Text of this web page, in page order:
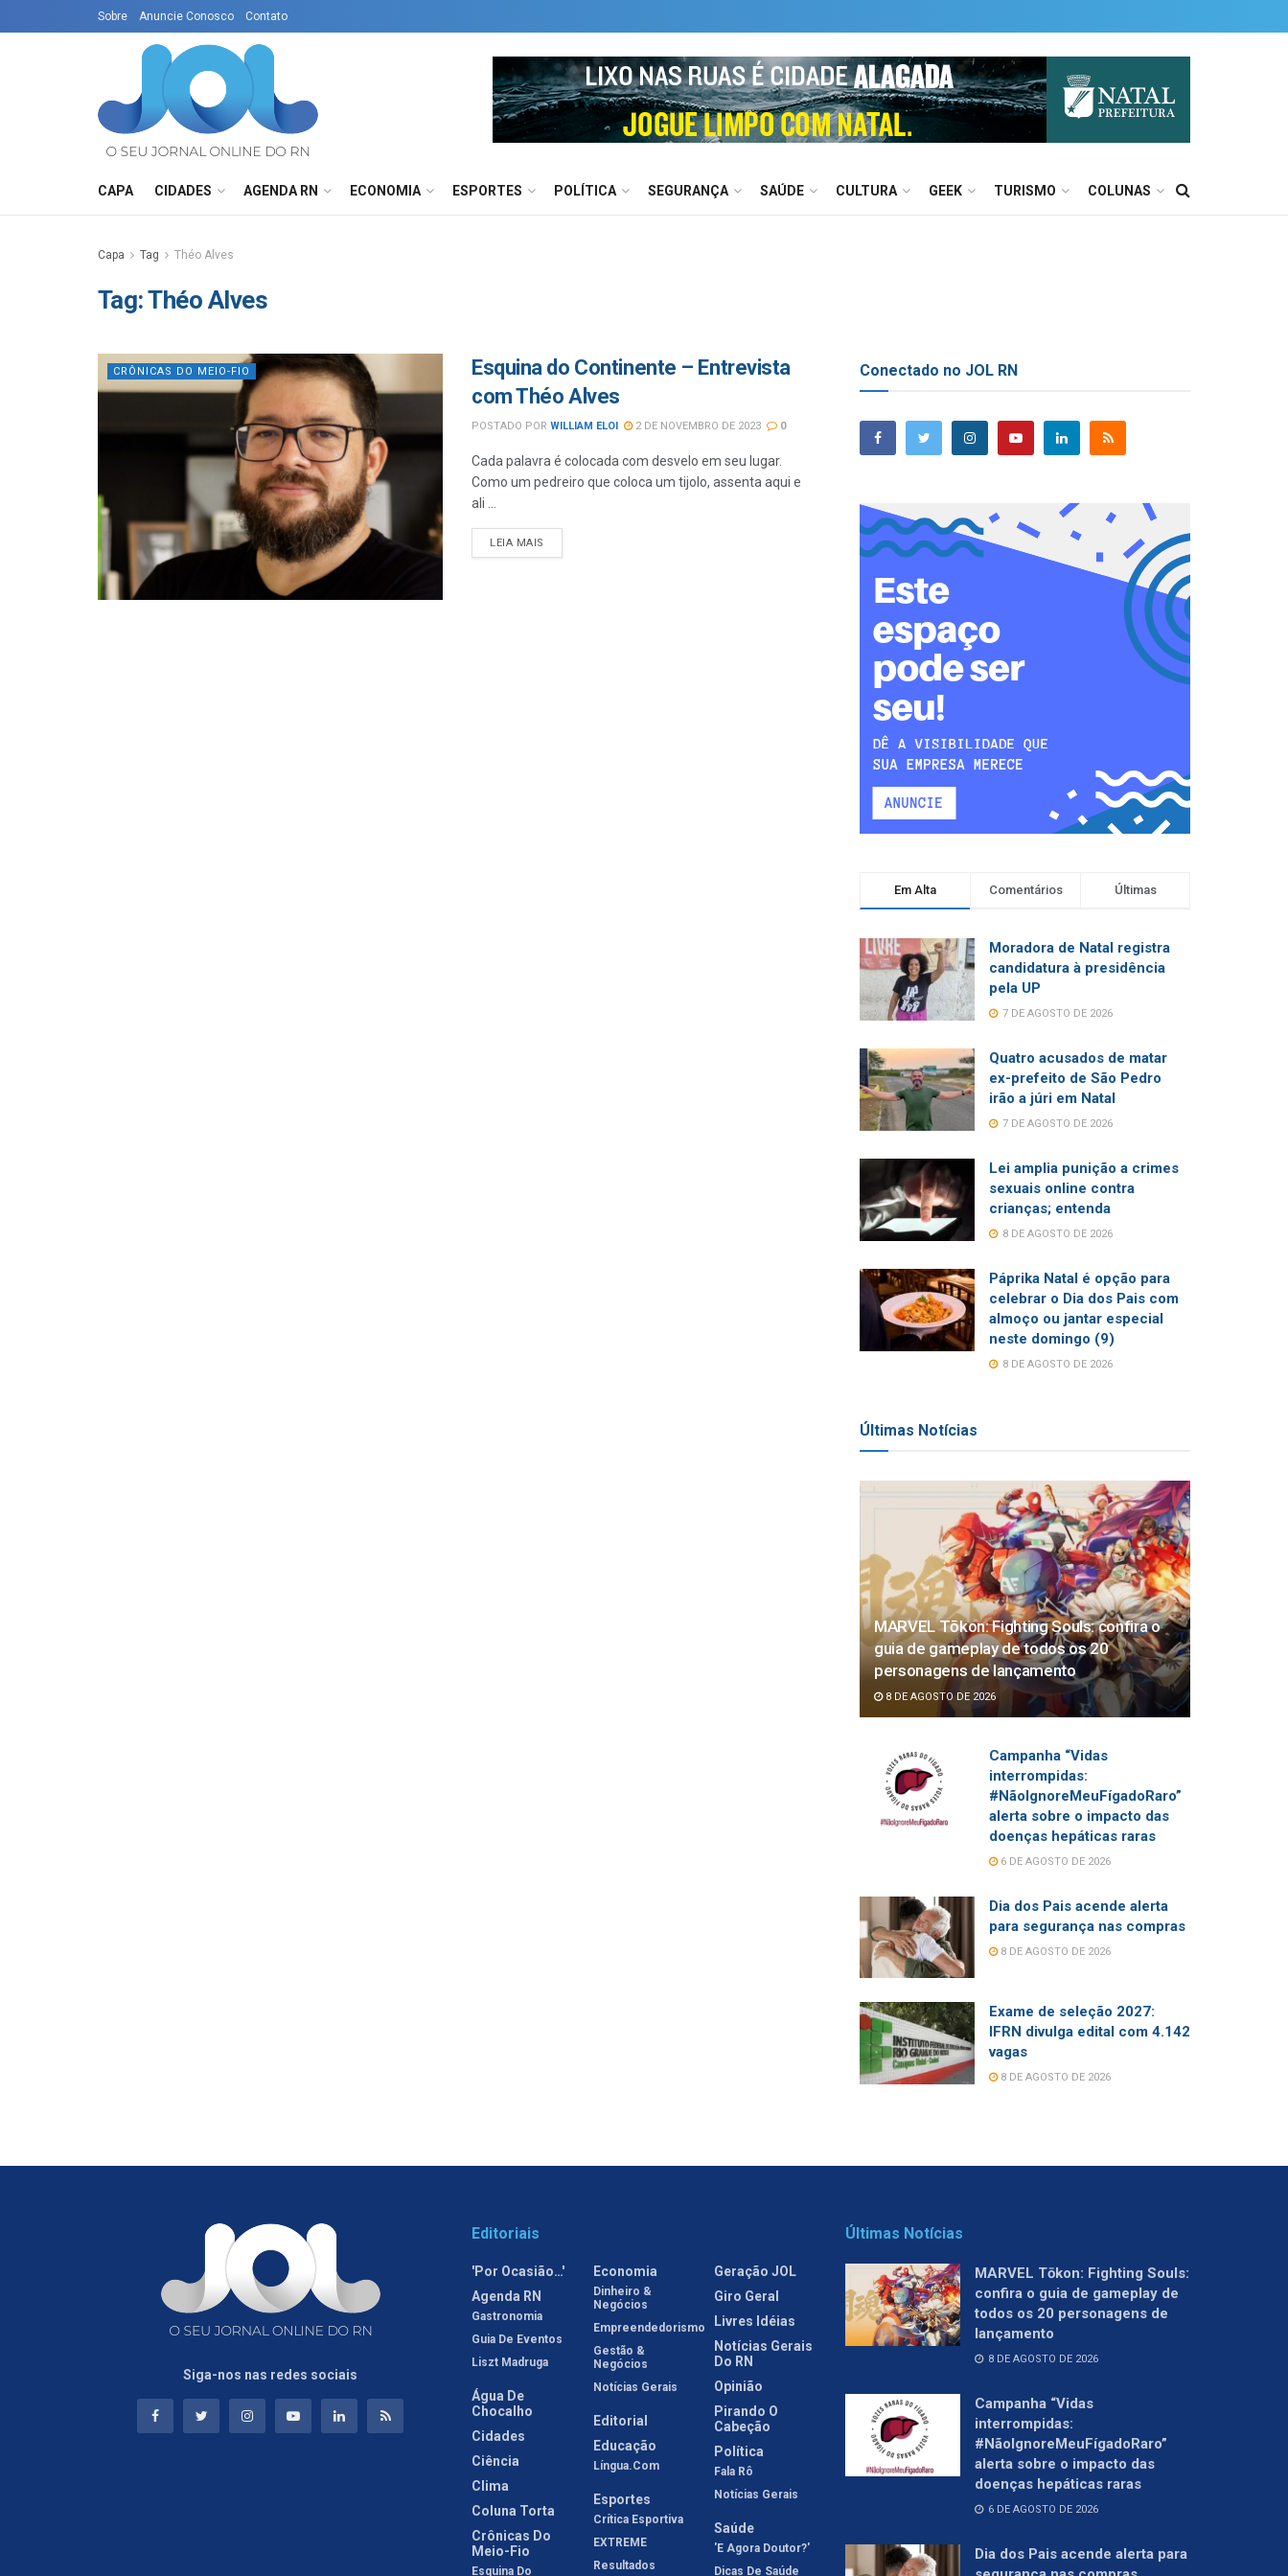
Sobre Anuncie Conosco Contato
CAPA CIDADES AGENDA RN ECONOMIA ESPORTES POLÍTICA SEGURANÇA SAÚDE CULTURA GEEK TURISMO COLUNAS
Capa Tag Théo Alves
Tag:Théo Alves
CRÔNICAS DO MEIO-FIO
Esquina do Continente – Entrevista
com Théo Alves
POSTADO POR WILLIAM ELOI 2 DE NOVEMBRO DE 2023 0
Cada palavra é colocada com desvelo em seu lugar.
Como um pedreiro que coloca um tijolo, assenta aqui e
ali ...
LEIA MAIS
Conectado no JOL RN
Em Alta Comentários Últimas
Moradora de Natal registra
candidatura à presidência
pela UP
7 DE AGOSTO DE 2026
Quatro acusados de matar
ex-prefeito de São Pedro
irão a júri em Natal
7 DE AGOSTO DE 2026
Lei amplia punição a crimes
sexuais online contra
crianças; entenda
8 DE AGOSTO DE 2026
Páprika Natal é opção para
celebrar o Dia dos Pais com
almoço ou jantar especial
neste domingo (9)
8 DE AGOSTO DE 2026
Últimas Notícias
MARVEL Tōkon: Fighting Souls: confira o
guia de gameplay de todos os 20
personagens de lançamento
8 DE AGOSTO DE 2026
Campanha “Vidas
interrompidas:
#NãoIgnoreMeuFígadoRaro”
alerta sobre o impacto das
doenças hepáticas raras
6 DE AGOSTO DE 2026
Dia dos Pais acende alerta
para segurança nas compras
8 DE AGOSTO DE 2026
Exame de seleção 2027:
IFRN divulga edital com 4.142
vagas
8 DE AGOSTO DE 2026
Siga-nos nas redes sociais
Editoriais
'Por Ocasião…'
Agenda RN
Gastronomia
Guia De Eventos
Liszt Madruga
Água De
Chocalho
Cidades
Ciência
Clima
Coluna Torta
Crônicas Do
Meio-Fio
Esquina Do
Economia
Dinheiro &
Negócios
Empreendedorismo
Gestão &
Negócios
Notícias Gerais
Editorial
Educação
Língua.com
Esportes
Crítica Esportiva
EXTREME
Resultados
Geração JOL
Giro Geral
Livres Idéias
Notícias Gerais
Do RN
Opinião
Pirando O
Cabeção
Política
Fala Rô
Notícias Gerais
Saúde
'E Agora Doutor?'
Dicas De Saúde
Últimas Notícias
MARVEL Tōkon: Fighting Souls:
confira o guia de gameplay de
todos os 20 personagens de
lançamento
8 DE AGOSTO DE 2026
Campanha “Vidas
interrompidas:
#NãoIgnoreMeuFígadoRaro”
alerta sobre o impacto das
doenças hepáticas raras
6 DE AGOSTO DE 2026
Dia dos Pais acende alerta para